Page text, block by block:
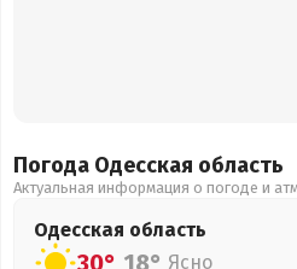
Погода Одесская область
Актуальная информация о погоде и
Одесская область
30° 18° Ясно